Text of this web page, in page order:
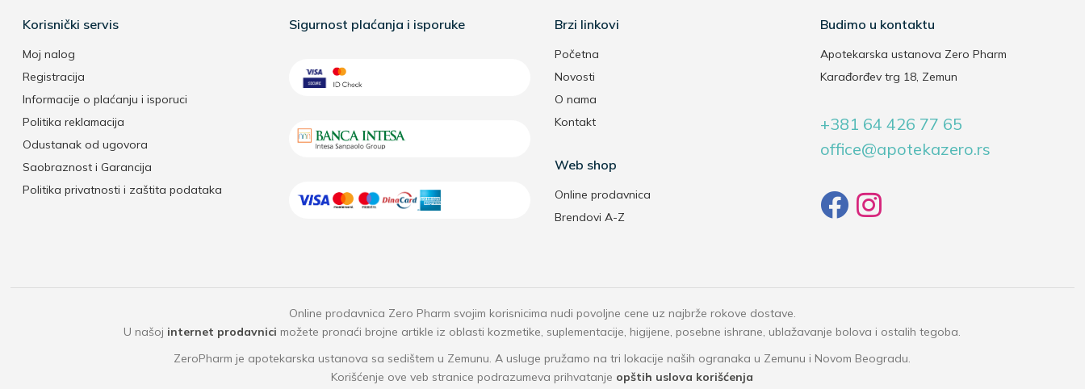
Korisnički servis
Moj nalog
Registracija
Informacije o plaćanju i isporuci
Politika reklamacija
Odustanak od ugovora
Saobraznost i Garancija
Politika privatnosti i zaštita podataka
Sigurnost plaćanja i isporuke Brzi linkovi
Početna
Novosti
O nama
Kontakt
Web shop
Online prodavnica
Brendovi A-Z
Budimo u kontaktu
Apotekarska ustanova Zero Pharm
Karađorđev trg 18, Zemun
+381 64 426 77 65
office@apotekazero.rs
Online prodavnica Zero Pharm svojim korisnicima nudi povoljne cene uz najbrže rokove dostave.
U našoj internet prodavnici možete pronaći brojne artikle iz oblasti kozmetike, suplementacije, higijene, posebne ishrane, ublažavanje bolova i ostalih tegoba.
ZeroPharm je apotekarska ustanova sa sedištem u Zemunu. A usluge pružamo na tri lokacije naših ogranaka u Zemunu i Novom Beogradu.
Korišćenje ove veb stranice podrazumeva prihvatanje opštih uslova korišćenja